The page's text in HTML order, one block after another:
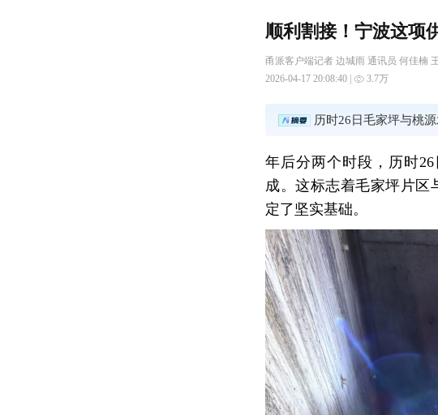
顺利割接！宁波这项
甬派客户端记者 边城雨 通讯员 何佳楠
2026-04-17 20:08:40 |
3.7万
历时26日毛家坪与桃
年后分两个时段，历时
成。这标志着毛家坪片区
定了坚实基础。